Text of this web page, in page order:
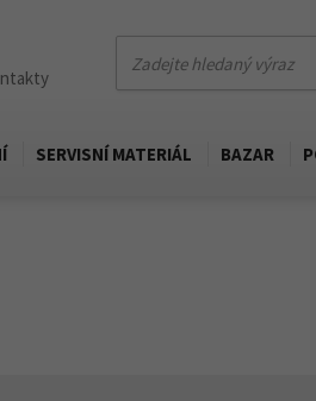
SERVISNÍ MATERIÁL BAZAR